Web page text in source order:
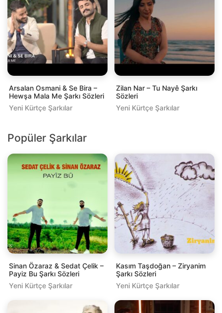
Arsalan Osmani & Se Bira –
Hewşa Mala Me Şarkı Sözleri
Yeni Kürtçe Şarkılar
Zilan Nar – Tu Nayê Şarkı
Sözleri
Yeni Kürtçe Şarkılar
Popüler Şarkılar
Sinan Özaraz & Sedat Çelik –
Payiz Bu Şarkı Sözleri
Yeni Kürtçe Şarkılar
Kasım Taşdoğan – Ziryanim
Şarkı Sözleri
Yeni Kürtçe Şarkılar